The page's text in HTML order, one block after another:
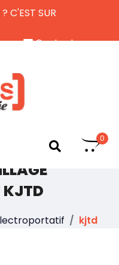
C'EST SUR
Contactez-nous
0
KJTD
kjtd